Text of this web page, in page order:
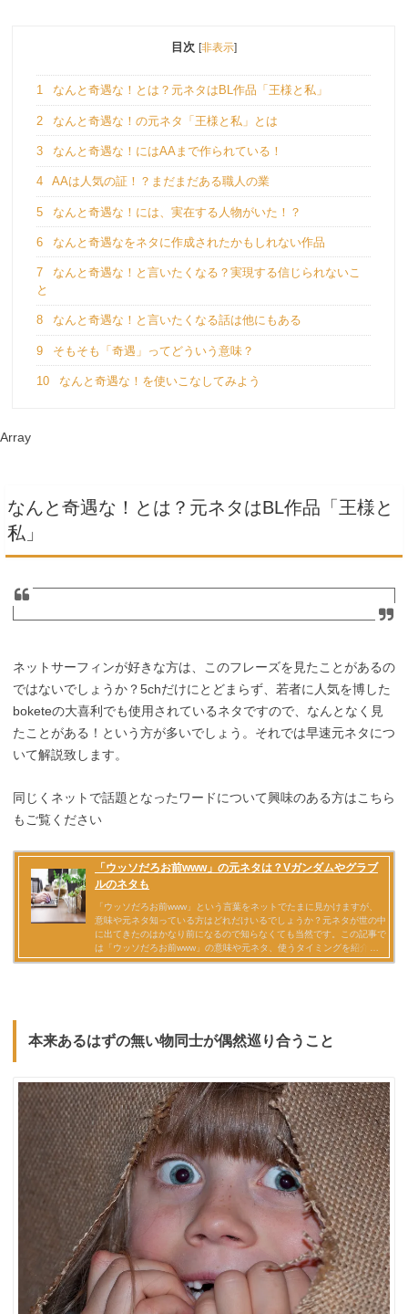
目次 [非表示]
1 なんと奇遇な！とは？元ネタはBL作品「王様と私」
2 なんと奇遇な！の元ネタ「王様と私」とは
3 なんと奇遇な！にはAAまで作られている！
4 AAは人気の証！？まだまだある職人の業
5 なんと奇遇な！には、実在する人物がいた！？
6 なんと奇遇なをネタに作成されたかもしれない作品
7
なんと奇遇な！と言いたくなる？実現する信じられないこ
と
8 なんと奇遇な！と言いたくなる話は他にもある
9 そもそも「奇遇」ってどういう意味？
10 なんと奇遇な！を使いこなしてみよう
Array
なんと奇遇な！とは？元ネタはBL作品「王様と
私」
ネットサーフィンが好きな方は、このフレーズを見たことがあるの
ではないでしょうか？5chだけにとどまらず、若者に人気を博した
boketeの大喜利でも使用されているネタですので、なんとなく見
たことがある！という方が多いでしょう。それでは早速元ネタにつ
いて解説致します。
同じくネットで話題となったワードについて興味のある方はこちら
もご覧ください
本来あるはずの無い物同士が偶然巡り合うこと